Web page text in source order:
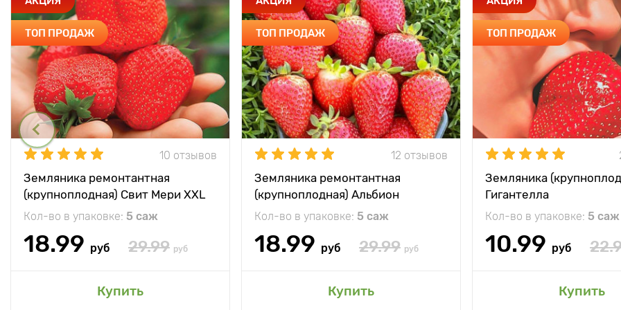
ТОП ПРОДАЖ
10 отзывов
Земляника ремонтантная
(крупноплодная) Свит Мери XXL
Кол-во в упаковке: 5 саж
18.99 руб 29.99 руб
Купить
ТОП ПРОДАЖ
12 отзывов
Земляника ремонтантная
(крупноплодная) Альбион
Кол-во в упаковке: 5 саж
18.99 руб 29.99 руб
Купить
ТОП ПРОДАЖ
Земляника
Гигантелла
Кол-во в упаковке: 5 саж
10.99 руб
Купить